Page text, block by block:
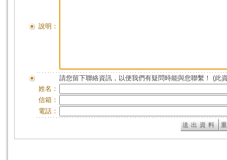
說明：
請您留下聯絡資訊，以便我們有疑問時能與您聯繫！ (此
姓名：
信箱：
電話：